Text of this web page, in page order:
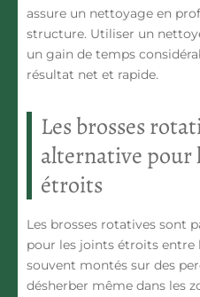
assure un nettoyage en
structure. Utiliser un
un gain de temps
résultat net et rapide.
Les brosses
alternative pour
étroits
Les brosses rotatives sont
pour les joints étroits entre
souvent montés sur des
désherber même dans les